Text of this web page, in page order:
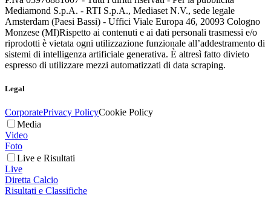
Mediamond S.p.A. - RTI S.p.A., Mediaset N.V., sede legale
Amsterdam (Paesi Bassi) - Uffici Viale Europa 46, 20093 Cologno
Monzese (MI)Rispetto ai contenuti e ai dati personali trasmessi e/o
riprodotti è vietata ogni utilizzazione funzionale all’addestramento di
sistemi di intelligenza artificiale generativa. È altresì fatto divieto
espresso di utilizzare mezzi automatizzati di data scraping.
Legal
CorporatePrivacy PolicyCookie Policy
Media
Video
Foto
Live e Risultati
Live
Diretta Calcio
Risultati e Classifiche